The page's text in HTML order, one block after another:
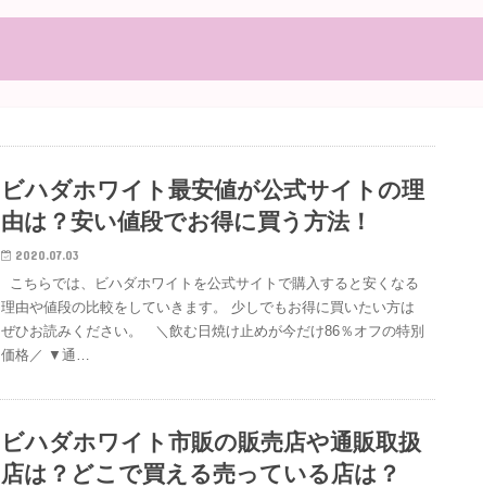
ビハダホワイト最安値が公式サイトの理
由は？安い値段でお得に買う方法！
2020.07.03
こちらでは、ビハダホワイトを公式サイトで購入すると安くなる
理由や値段の比較をしていきます。 少しでもお得に買いたい方は
ぜひお読みください。 ＼飲む日焼け止めが今だけ86％オフの特別
価格／ ▼通…
ビハダホワイト市販の販売店や通販取扱
店は？どこで買える売っている店は？